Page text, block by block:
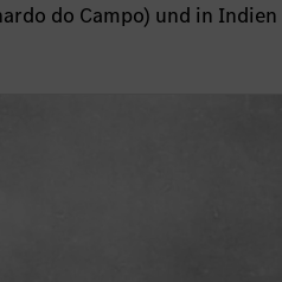
do Campo) und in